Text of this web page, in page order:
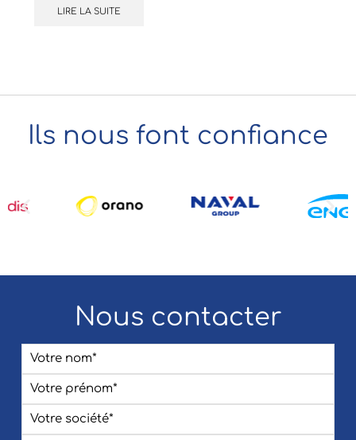
LIRE LA SUITE
Ils nous font confiance
Nous contacter